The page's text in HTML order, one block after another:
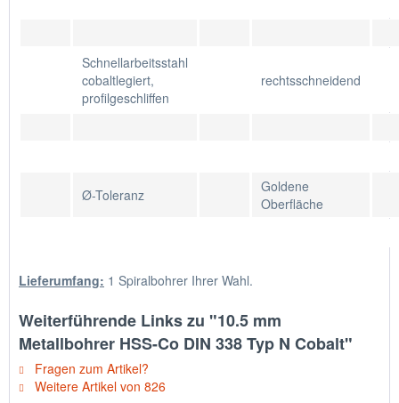
Schnellarbeitsstahl
cobaltlegiert,
profilgeschliffen
rechtsschneidend
Ø-Toleranz
Goldene
Oberfläche
Lieferumfang: 1 Spiralbohrer Ihrer Wahl.
Weiterführende Links zu "10.5 mm
Metallbohrer HSS-Co DIN 338 Typ N Cobalt"
Fragen zum Artikel?
Weitere Artikel von 826